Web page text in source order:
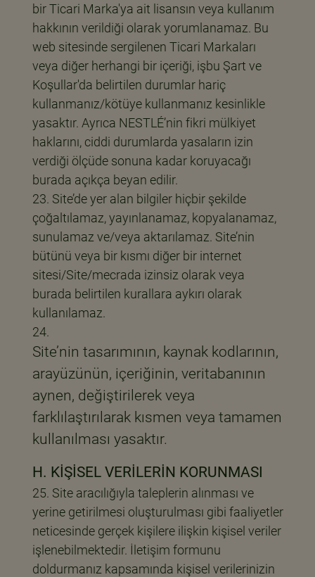
bir Ticari Marka'ya ait lisansın veya kullanım
hakkının verildiği olarak yorumlanamaz. Bu
web sitesinde sergilenen Ticari Markaları
veya diğer herhangi bir içeriği, işbu Şart ve
Koşullar'da belirtilen durumlar hariç
kullanmanız/kötüye kullanmanız kesinlikle
yasaktır. Ayrıca NESTLÉ’nin fikri mülkiyet
haklarını, ciddi durumlarda yasaların izin
verdiği ölçüde sonuna kadar koruyacağı
burada açıkça beyan edilir.
Site’de yer alan bilgiler hiçbir şekilde
çoğaltılamaz, yayınlanamaz, kopyalanamaz,
sunulamaz ve/veya aktarılamaz. Site’nin
bütünü veya bir kısmı diğer bir internet
sitesi/Site/mecrada izinsiz olarak veya
burada belirtilen kurallara aykırı olarak
kullanılamaz.
Site’nin tasarımının, kaynak kodlarının,
arayüzünün, içeriğinin, veritabanının
aynen, değiştirilerek veya
farklılaştırılarak kısmen veya tamamen
kullanılması yasaktır.
H. KİŞİSEL VERİLERİN KORUNMASI
Site aracılığıyla taleplerin alınması ve
yerine getirilmesi oluşturulması gibi faaliyetler
neticesinde gerçek kişilere ilişkin kişisel veriler
işlenebilmektedir. İletişim formunu
doldurmanız kapsamında kişisel verilerinizin